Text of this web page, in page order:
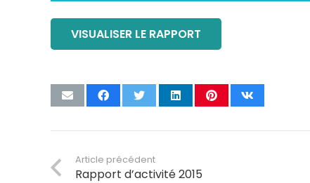
VISUALISER LE RAPPORT
Article précédent
Rapport d’activité 2015